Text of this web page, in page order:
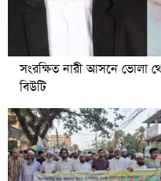
সংরক্ষিত নারী আসনে ভোলা
বিউটি